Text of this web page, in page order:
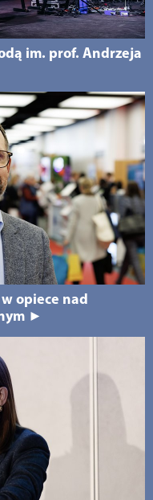
im. prof. Andrzeja
opiece nad
►